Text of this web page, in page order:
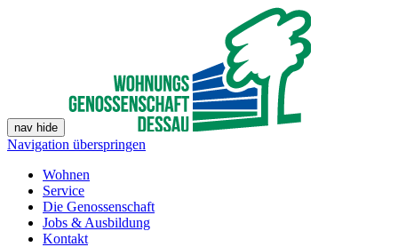
nav hide
Navigation überspringen
Wohnen
Service
Die Genossenschaft
Jobs & Ausbildung
Kontakt